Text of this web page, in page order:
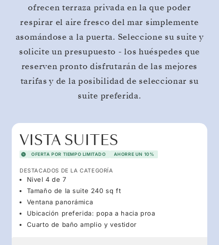
ofrecen terraza privada en la que poder
respirar el aire fresco del mar simplemente
asomándose a la puerta. Seleccione su suite y
solicite un presupuesto - los huéspedes que
reserven pronto disfrutarán de las mejores
tarifas y de la posibilidad de seleccionar su
suite preferida.
VISTA SUITES
OFERTA POR TIEMPO LIMITADO AHORRE UN 10%
DESTACADOS DE LA CATEGORÍA
Nivel 4 de 7
Tamaño de la suite 240 sq ft
Ventana panorámica
Ubicación preferida: popa a hacia proa
Cuarto de baño amplio y vestidor